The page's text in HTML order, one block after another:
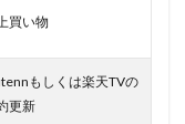
買い物
もしくは楽天TVの
更新